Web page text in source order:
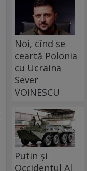
Noi, cînd se
ceartă Polonia
cu Ucraina
Sever
VOINESCU
Putin și
Occidentul Al